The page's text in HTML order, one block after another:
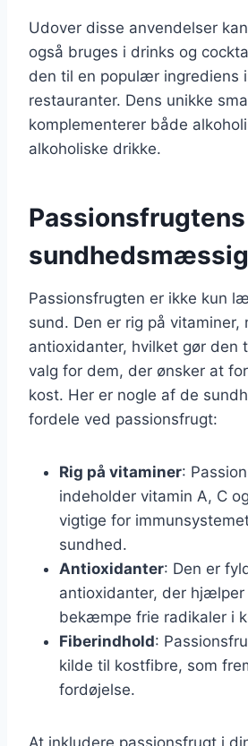
Udover disse anvendelser
også bruges i drinks og
den til en populær ingrediens
restauranter. Dens unikke
komplementerer både
alkoholiske drikke.
Passionsfrugtens
Passionsfrugten er ikke kun
sund. Den er rig på vitaminer,
antioxidanter, hvilket gør den
valg for dem, der ønsker at
kost. Her er nogle af de
fordele ved passionsfrugt:
Rig på vitaminer:
indeholder vitamin A, C
vigtige for
sundhed.
Antioxidanter: Den er
antioxidanter, der
bekæmpe frie radikaler i
Fiberindhold:
kilde til kostfibre, som
fordøjelse.
At inkludere passionsfrugt i